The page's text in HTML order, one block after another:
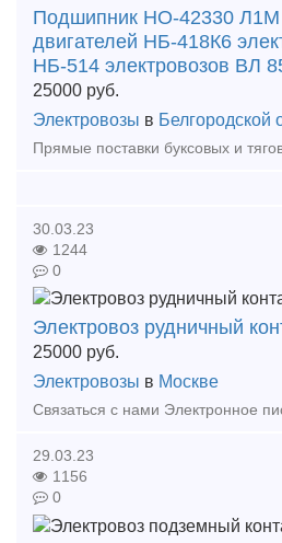
Подшипник НО-42330 Л1М
двигателей НБ-418К6
НБ-514 электровозов ВЛ
25000 руб.
Электровозы в Белгородской
30.03.23
1244
0
Электровоз рудничный
25000 руб.
Электровозы в Москве
29.03.23
1156
0